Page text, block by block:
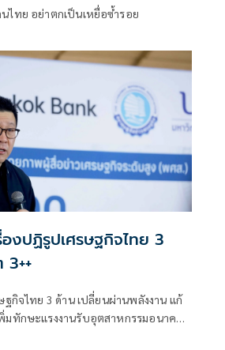
ไทย อย่าตกเป็นเหยื่อซ้ำรอย
องปฏิรูปเศรษฐกิจไทย 3
ฐกิจไทย 3 ด้าน เปลี่ยนผ่านพลังงาน แก้
มทักษะแรงงานรับอุตสาหกรรมอนาคต